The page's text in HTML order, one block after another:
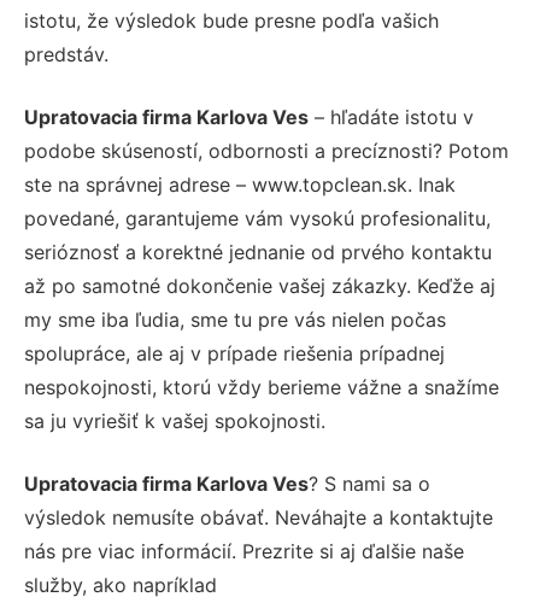
istotu, že výsledok bude presne podľa vašich
predstáv.
Upratovacia firma Karlova Ves – hľadáte istotu v
podobe skúseností, odbornosti a precíznosti? Potom
ste na správnej adrese – www.topclean.sk. Inak
povedané, garantujeme vám vysokú profesionalitu,
serióznosť a korektné jednanie od prvého kontaktu
až po samotné dokončenie vašej zákazky. Keďže aj
my sme iba ľudia, sme tu pre vás nielen počas
spolupráce, ale aj v prípade riešenia prípadnej
nespokojnosti, ktorú vždy berieme vážne a snažíme
sa ju vyriešiť k vašej spokojnosti.
Upratovacia firma Karlova Ves? S nami sa o
výsledok nemusíte obávať. Neváhajte a kontaktujte
nás pre viac informácií. Prezrite si aj ďalšie naše
služby, ako napríklad